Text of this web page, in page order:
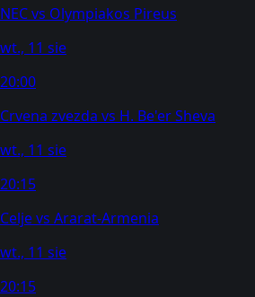
NECvs Olympiakos Pireus
wt., 11 sie
20:00
Crvena zvezda vs H. Be'er Sheva
wt., 11 sie
20:15
Celjevs Ararat-Armenia
wt., 11 sie
20:15